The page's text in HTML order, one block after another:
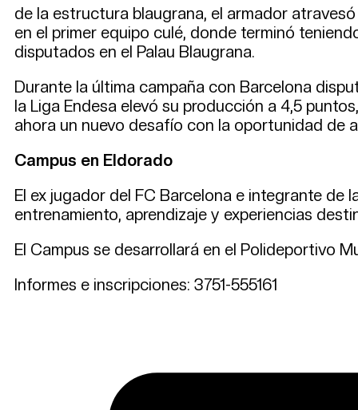
de la estructura blaugrana, el armador
en el primer equipo culé, donde terminó
disputados en el Palau Blaugrana.
Durante la última campaña con Barcelona
la Liga Endesa elevó su producción a 4,5
ahora un nuevo desafío con la oportunidad de
Campus en Eldorado
El ex jugador del FC Barcelona e integrante
entrenamiento, aprendizaje y experiencias
El Campus se desarrollará en el Polideportivo
Informes e inscripciones: 3751-555161